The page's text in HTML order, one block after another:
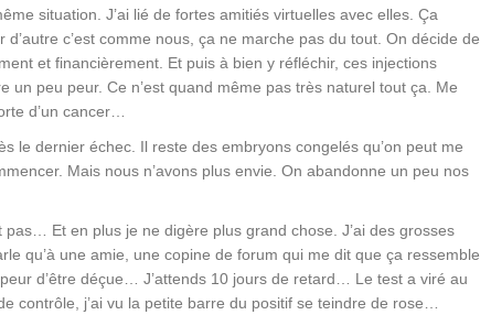
situation. J’ai lié de fortes amitiés virtuelles avec elles. Ça
c’est comme nous, ça ne marche pas du tout. On décide de
et financièrement. Et puis à bien y réfléchir, ces injections
un peu peur. Ce n’est quand même pas très naturel tout ça. Me
d’un cancer…
le dernier échec. Il reste des embryons congelés qu’on peut me
Mais nous n’avons plus envie. On abandonne un peu nos
Et en plus je ne digère plus grand chose. J’ai des grosses
qu’à une amie, une copine de forum qui me dit que ça ressemble
d’être déçue… J’attends 10 jours de retard… Le test a viré au
contrôle, j’ai vu la petite barre du positif se teindre de rose…